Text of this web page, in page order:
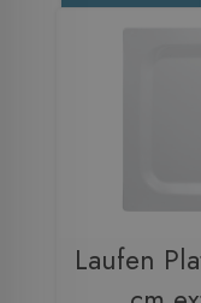
Laufen